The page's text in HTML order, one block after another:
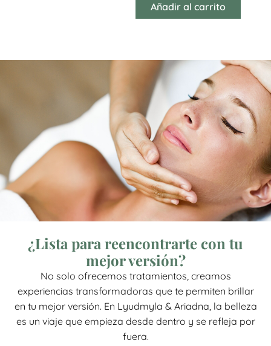
Añadir al carrito
¿Lista para reencontrarte con tu
mejor versión?
No solo ofrecemos tratamientos, creamos
experiencias transformadoras que te permiten brillar
en tu mejor versión. En Lyudmyla & Ariadna, la belleza
es un viaje que empieza desde dentro y se refleja por
fuera.